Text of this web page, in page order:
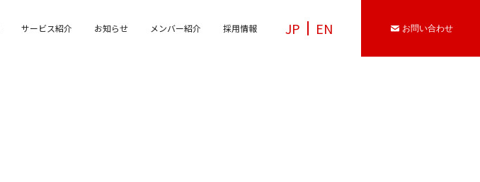
サービス紹介 お知らせ メンバー紹介 採用情報 JP EN お問い合わせ